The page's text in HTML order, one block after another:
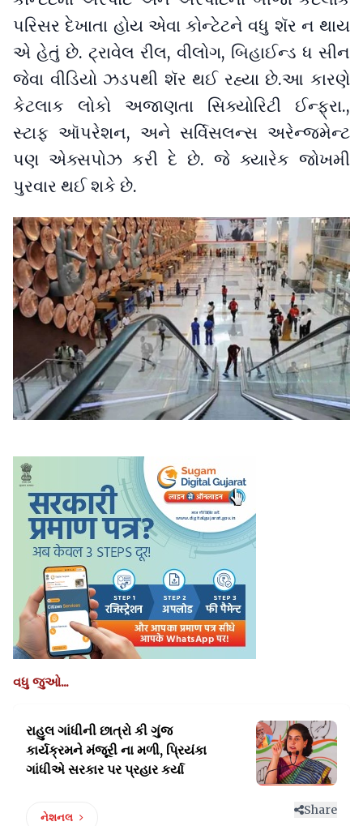
પરિસર દેખાતા હોય એવા કોન્ટેટને વધુ શૅર ન થાય
એ હેતું છે. ટ્રાવેલ રીલ, વીલોગ, બિહાઈન્ડ ધ સીન
જેવા વીડિયો ઝડપથી શૅર થઈ રહ્યા છે.આ કારણે
કેટલાક લોકો અજાણતા સિક્યોરિટી ઈન્ફ્રા.,
સ્ટાફ ઑપરેશન, અને સર્વિસલન્સ અરેન્જમેન્ટ
પણ એક્સપોઝ કરી દે છે. જે ક્યારેક જોખમી
પુરવાર થઈ શકે છે.
વધુ જુઓ...
રાહુલ ગાંધીની છાત્રો કી ગુંજ
કાર્યક્રમને મંજૂરી ના મળી, પ્રિયંકા
ગાંધીએ સરકાર પર પ્રહાર કર્યા
નેશનલ
Share